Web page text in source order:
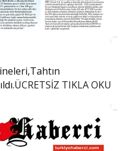
ÜCRETSİZ TIKLA OKU